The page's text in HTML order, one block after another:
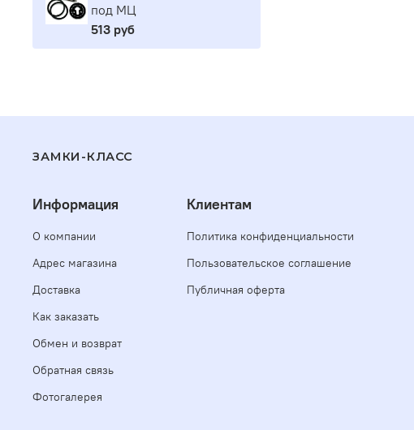
под МЦ
513 руб
ЗАМКИ-КЛАСС
Информация
О компании
Адрес магазина
Доставка
Как заказать
Обмен и возврат
Обратная связь
Фотогалерея
Клиентам
Политика конфиденциальности
Пользовательское соглашение
Публичная оферта